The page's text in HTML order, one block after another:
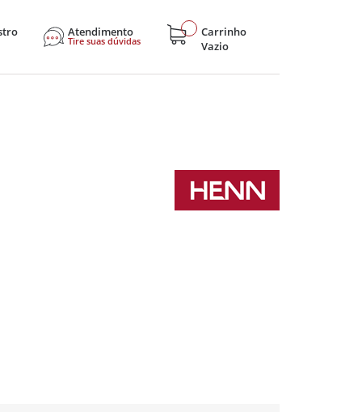
Atendimento
Tire suas dúvidas
Carrinho
Vazio
Eletroportáteis Hobby e Lazer